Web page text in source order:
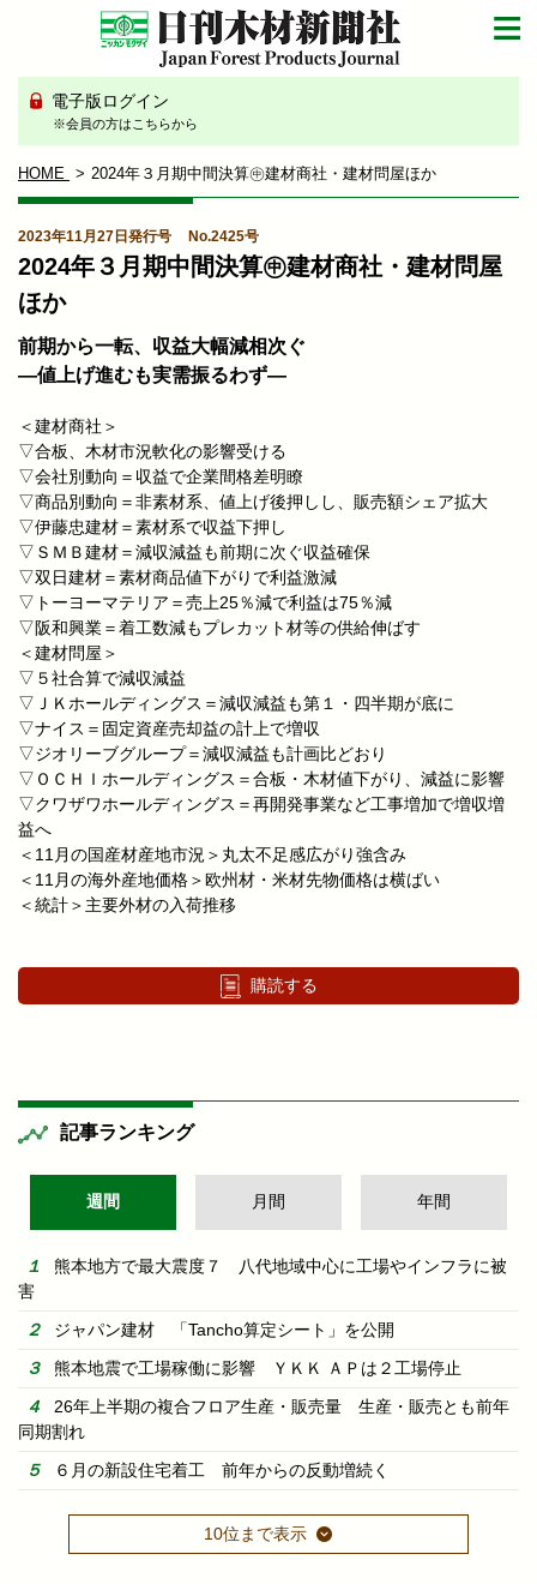
電子版ログイン
※会員の方はこちらから
HOME 2024年３月期中間決算㊥建材商社・建材問屋ほか
2023年11月27日発行号 No.2425号
2024年３月期中間決算㊥建材商社・建材問屋
ほか
前期から一転、収益大幅減相次ぐ
―値上げ進むも実需振るわず―
＜建材商社＞
▽合板、木材市況軟化の影響受ける
▽会社別動向＝収益で企業間格差明瞭
▽商品別動向＝非素材系、値上げ後押しし、販売額シェア拡大
▽伊藤忠建材＝素材系で収益下押し
▽ＳＭＢ建材＝減収減益も前期に次ぐ収益確保
▽双日建材＝素材商品値下がりで利益激減
▽トーヨーマテリア＝売上25％減で利益は75％減
▽阪和興業＝着工数減もプレカット材等の供給伸ばす
＜建材問屋＞
▽５社合算で減収減益
▽ＪＫホールディングス＝減収減益も第１・四半期が底に
▽ナイス＝固定資産売却益の計上で増収
▽ジオリーブグループ＝減収減益も計画比どおり
▽ＯＣＨＩホールディングス＝合板・木材値下がり、減益に影響
▽クワザワホールディングス＝再開発事業など工事増加で増収増
益へ
＜11月の国産材産地市況＞丸太不足感広がり強含み
＜11月の海外産地価格＞欧州材・米材先物価格は横ばい
＜統計＞主要外材の入荷推移
購読する
記事ランキング
週間 月間 年間
熊本地方で最大震度７ 八代地域中心に工場やインフラに被
害
ジャパン建材 「Tancho算定シート」を公開
熊本地震で工場稼働に影響 ＹＫＫ ＡＰは２工場停止
26年上半期の複合フロア生産・販売量 生産・販売とも前年
同期割れ
６月の新設住宅着工 前年からの反動増続く
10位まで表示